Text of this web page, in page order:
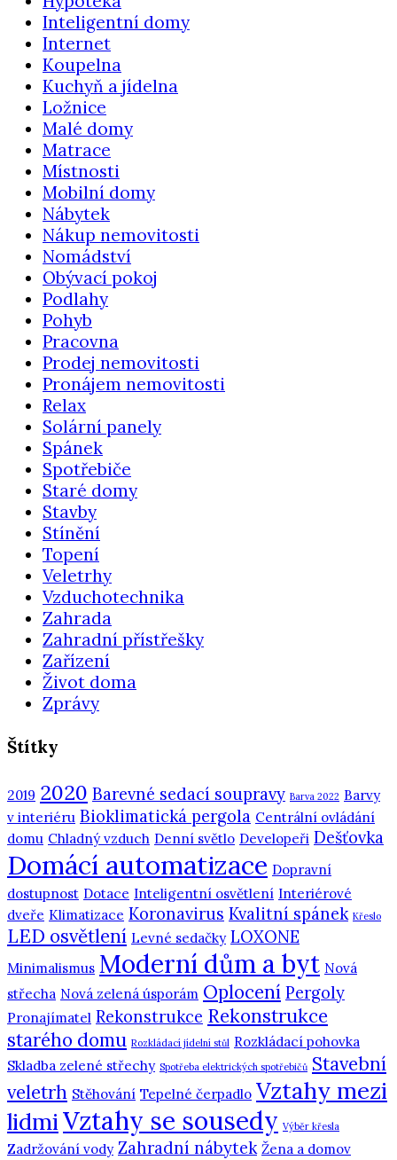
Inteligentní domy
Internet
Koupelna
Kuchyň a jídelna
Ložnice
Malé domy
Matrace
Místnosti
Mobilní domy
Nábytek
Nákup nemovitosti
Nomádství
Obývací pokoj
Podlahy
Pohyb
Pracovna
Prodej nemovitosti
Pronájem nemovitosti
Relax
Solární panely
Spánek
Spotřebiče
Staré domy
Stavby
Stínění
Topení
Veletrhy
Vzduchotechnika
Zahrada
Zahradní přístřešky
Zařízení
Život doma
Zprávy
Štítky
2019 2020 Barevné sedací soupravy Barva 2022 Barvy
v interiéru Bioklimatická pergola Centrální ovládání
domu Chladný vzduch Denní světlo Developeři Dešťovka
Domácí automatizace Dopravní
dostupnost Dotace Inteligentní osvětlení Interiérové
dveře Klimatizace Koronavirus Kvalitní spánek Křeslo
LED osvětlení Levné sedačky LOXONE
Minimalismus Moderní dům a byt Nová
střecha Nová zelená úsporám Oplocení Pergoly
Pronajímatel Rekonstrukce Rekonstrukce
starého domu Rozkládací jídelní stůl Rozkládací pohovka
Skladba zelené střechy Spotřeba elektrických spotřebičů Stavební
veletrh Stěhování Tepelné čerpadlo Vztahy mezi
lidmiVztahy se sousedy Výběr křesla
Zadržování vody Zahradní nábytek Žena a domov